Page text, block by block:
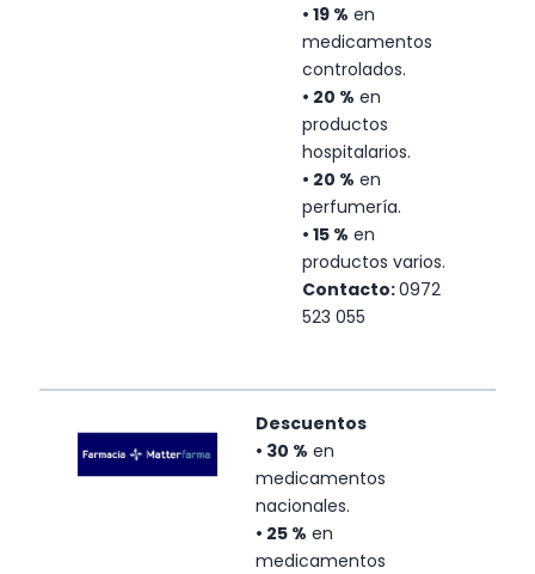
• 19 % en
medicamentos
controlados.
• 20 % en
productos
hospitalarios.
• 20 % en
perfumería.
• 15 % en
productos varios.
Contacto:0972
523 055
Descuentos
• 30 % en
medicamentos
nacionales.
• 25 % en
medicamentos